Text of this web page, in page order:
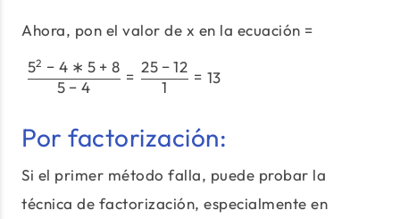
Ahora, pon el valor de x en la ecuación =
\frac{5^2- 4*5 + 8}{5-4}
5 − 4
52 − 4 ∗ 5 + 8
=
1
25 −12
= 13
Por factorización:
Si el primer método falla, puede probar la
técnica de factorización, especialmente en